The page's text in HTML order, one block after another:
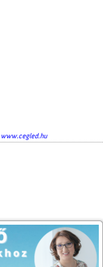
www.cegled.hu